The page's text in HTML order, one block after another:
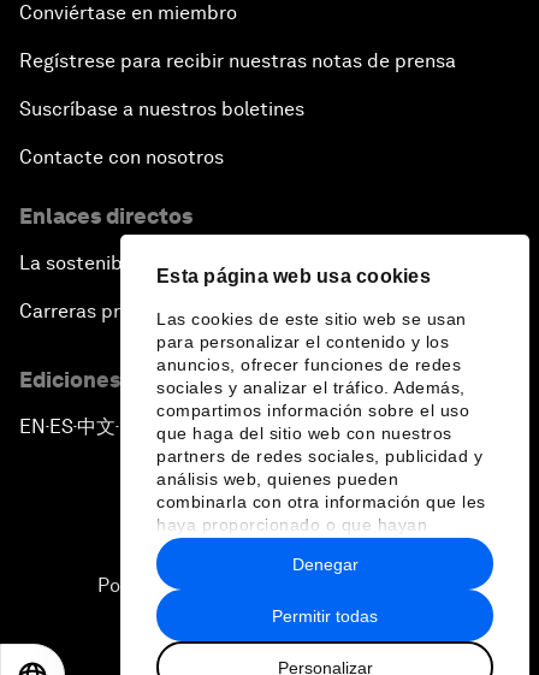
Esta página web usa cookies
Las cookies de este sitio web se usan
para personalizar el contenido y los
anuncios, ofrecer funciones de redes
sociales y analizar el tráfico. Además,
compartimos información sobre el uso
que haga del sitio web con nuestros
partners de redes sociales, publicidad y
análisis web, quienes pueden
combinarla con otra información que les
haya proporcionado o que hayan
recopilado a partir del uso que haya
hecho de sus servicios.
Permitir todas
Personalizar
Denegar
Conviértase en miembro
Regístrese para recibir nuestras notas de prensa
Suscríbase a nuestros boletines
Contacte con nosotros
Enlaces directos
La sostenibilidad en el Foro
Carreras profesionales
Ediciones en otros idiomas
EN ▪ES▪中文▪ 日本語
Política de privacidad y normas de uso
Sitemap